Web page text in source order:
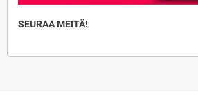
SEURAA MEITÄ!